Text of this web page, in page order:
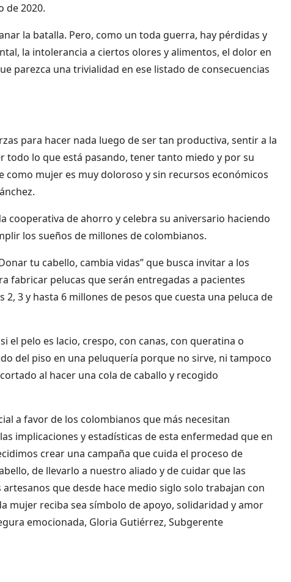
de 2020.
la batalla. Pero, como un toda guerra, hay pérdidas y
la intolerancia a ciertos olores y alimentos, el dolor en
parezca una trivialidad en ese listado de consecuencias
para hacer nada luego de ser tan productiva, sentir a la
todo lo que está pasando, tener tanto miedo y por su
mujer es muy doloroso y sin recursos económicos
cooperativa de ahorro y celebra su aniversario haciendo
los sueños de millones de colombianos.
tu cabello, cambia vidas” que busca invitar a los
fabricar pelucas que serán entregadas a pacientes
3 y hasta 6 millones de pesos que cuesta una peluca de
pelo es lacio, crespo, con canas, con queratina o
del piso en una peluquería porque no sirve, ni tampoco
al hacer una cola de caballo y recogido
a favor de los colombianos que más necesitan
implicaciones y estadísticas de esta enfermedad que en
crear una campaña que cuida el proceso de
de llevarlo a nuestro aliado y de cuidar que las
que desde hace medio siglo solo trabajan con
mujer reciba sea símbolo de apoyo, solidaridad y amor
emocionada, Gloria Gutiérrez, Subgerente